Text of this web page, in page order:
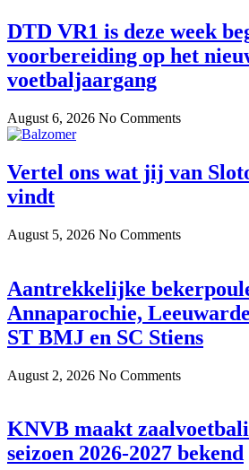
DTD VR1 is deze week
voorbereiding op het
voetbaljaargang
August 6, 2026 No Comments
Vertel ons wat jij van
vindt
August 5, 2026 No Comments
Aantrekkelijke
Annaparochie,
ST BMJ en SC Stiens
August 2, 2026 No Comments
KNVB maakt
seizoen 2026-2027 bekend